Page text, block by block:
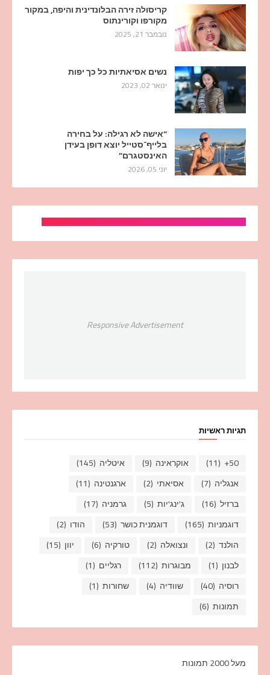
קריסולה זירה הבלונדינית והיפה, במקור
מקורפו וקורינתוס
נובמבר 21, 2025
נשים אסיאתיות כל כך יפות
ינואר 02, 2023
“אישה לא רגילה: על בחירה
בלייף־סטייל יוצא דופן בעידן
האינסטגרם”
יוני 05, 2026
Responsive Advertisement
תגיות ראשיות
50+
(11) אוקראינה (9) איטליה (145)
אנגליה (7) אסיאתי (2) ארגנטינה (11)
ברזיל (16) ג'ינג'יות (5) גרמניה (17)
דוגמניות (165) דוגמנית כושר (53) הודו (2)
הולנד (2) ונצואלה (2) טורקיה (6) יוון (15)
לבנון (1) מבוגרות (112) רגליים (1)
רוסיה (40) שוודיה (4) שחורות (1)
תמונות (6)
מעל 2000 תמונות